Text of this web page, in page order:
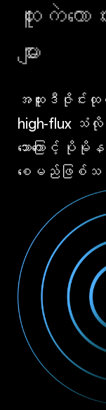
ထူးကဲကေ
များ
အထူးဒီဇိုင်းထုတ်ထ
high-flux သံလို
သောကြောင့် ပို
စေမည်ဖြစ်